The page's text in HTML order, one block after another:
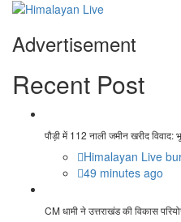
Advertisement
Recent Post
पौड़ी में 112 नाली जमीन खरीद
Himalayan Live
49 minutes ago
CM धामी ने उत्तराखंड की विकास